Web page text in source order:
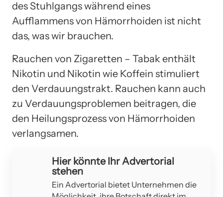
des Stuhlgangs während eines
Aufflammens von Hämorrhoiden ist nicht
das, was wir brauchen.
Rauchen von Zigaretten – Tabak enthält
Nikotin und Nikotin wie Koffein stimuliert
den Verdauungstrakt. Rauchen kann auch
zu Verdauungsproblemen beitragen, die
den Heilungsprozess von Hämorrhoiden
verlangsamen.
Hier könnte Ihr Advertorial
stehen
Ein Advertorial bietet Unternehmen die